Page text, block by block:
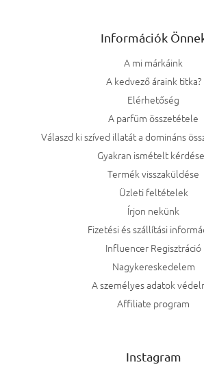
Információk
A mi márkáink
A kedvező áraink titka?
Elérhetőség
A parfüm összetétele
Válaszd ki szíved illatát a domináns
Gyakran ismételt
Termék visszaküldése
Üzleti feltételek
Írjon nekünk
Fizetési és szállítási
Influencer Regisztráció
Nagykereskedelem
A személyes adatok
Affiliate program
Instagram